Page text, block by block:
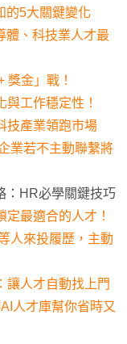
的5大關鍵變化
體、科技業人才最
獎金」戰！
工作穩定性！
技產業領跑市場
業若不主動聯繫將
：HR必學關鍵技巧
最適合的人才！
人來投履歷，主動
讓人才自動找上門
人才庫幫你省時又